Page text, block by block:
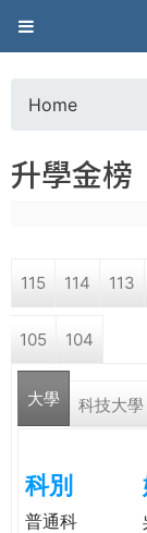
葳
格
高
學
o
a
r
e
e
Home
升學金榜
115 114 113
105 104
大學 科技大學
科別
普通科